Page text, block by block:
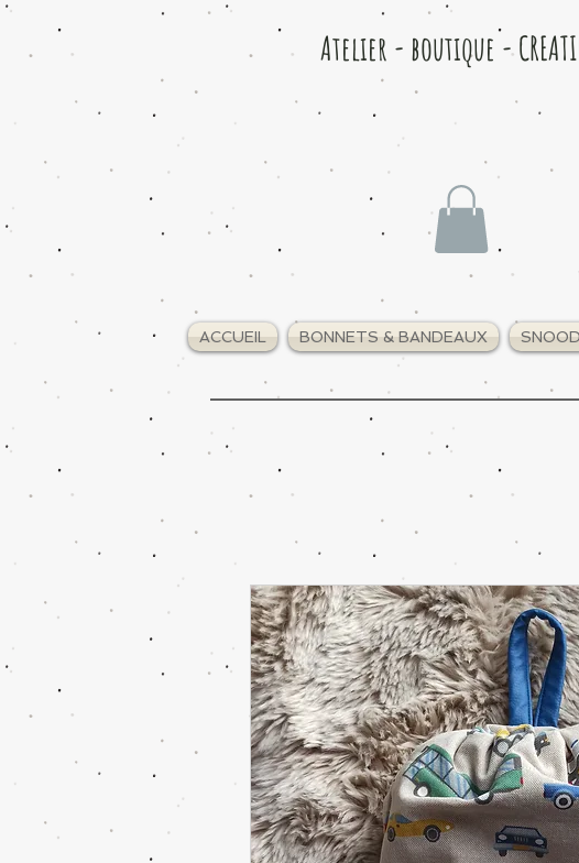
Atelier - boutique -
ACCUEIL BONNETS & BANDEAUX